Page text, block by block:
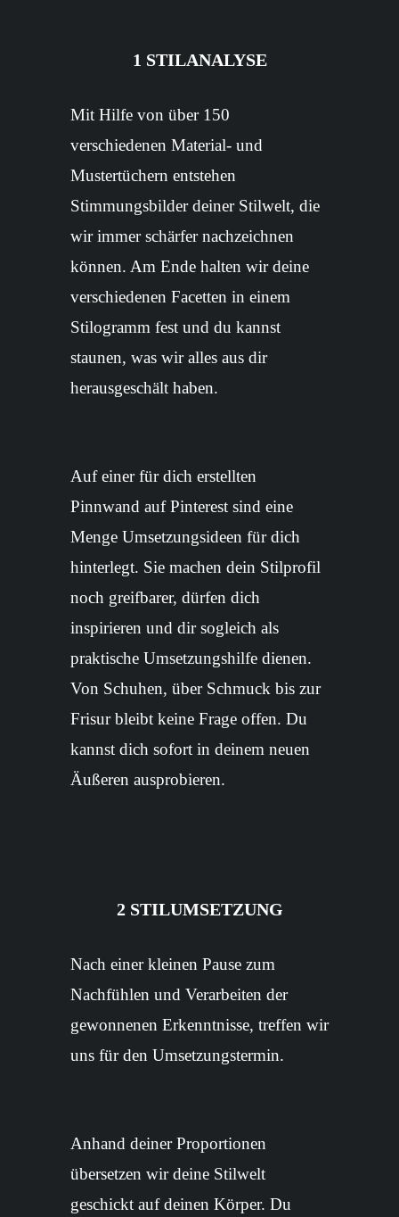
1 STILANALYSE
Mit Hilfe von über 150
verschiedenen Material- und
Mustertüchern entstehen
Stimmungsbilder deiner Stilwelt, die
wir immer schärfer nachzeichnen
können. Am Ende halten wir deine
verschiedenen Facetten in einem
Stilogramm fest und du kannst
staunen, was wir alles aus dir
herausgeschält haben.
Auf einer für dich erstellten
Pinnwand auf Pinterest sind eine
Menge Umsetzungsideen für dich
hinterlegt. Sie machen dein Stilprofil
noch greifbarer, dürfen dich
inspirieren und dir sogleich als
praktische Umsetzungshilfe dienen.
Von Schuhen, über Schmuck bis zur
Frisur bleibt keine Frage offen. Du
kannst dich sofort in deinem neuen
Äußeren ausprobieren.
2 STILUMSETZUNG
Nach einer kleinen Pause zum
Nachfühlen und Verarbeiten der
gewonnenen Erkenntnisse, treffen wir
uns für den Umsetzungstermin.
Anhand deiner Proportionen
übersetzen wir deine Stilwelt
geschickt auf deinen Körper. Du